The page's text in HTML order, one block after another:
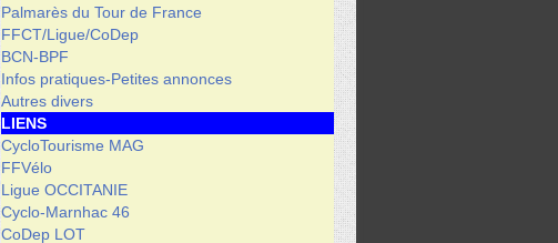
Palmarès du Tour de France
FFCT/Ligue/CoDep
BCN-BPF
Infos pratiques-Petites annonces
Autres divers
LIENS
CycloTourisme MAG
FFVélo
Ligue OCCITANIE
Cyclo-Marnhac 46
CoDep LOT